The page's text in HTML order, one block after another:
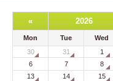
« 2026
Mon Tue Wed
30
31 1
6
7 8
13
14 15